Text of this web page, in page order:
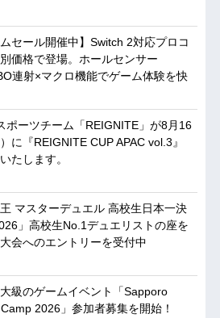
ムセール開催中】Switch 2対応プロコ
価格で登場。ホールセンサー
連射×マクロ機能でゲーム体験を快
ポーツチーム「REIGNITE」が8月16
に『REIGNITE CUP APAC vol.3』
たします。
王 マスターデュエル 高校生日本一決
」高校生No.1デュエリストの座を
会へのエントリーを受付中
級のゲームイベント「Sapporo
2026」参加者募集を開始！